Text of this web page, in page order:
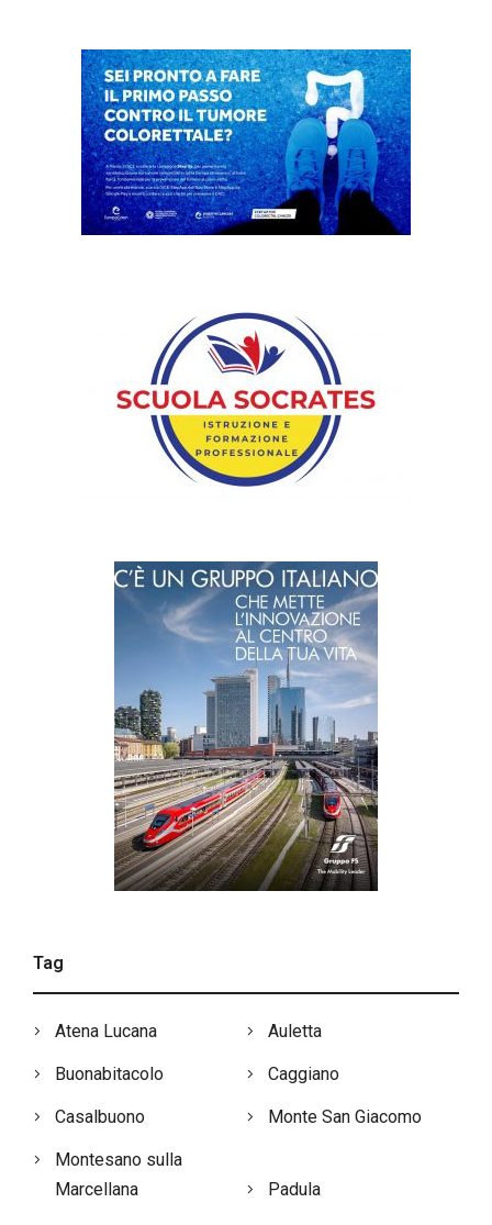
Tag
Atena Lucana Auletta
Buonabitacolo Caggiano
Casalbuono Monte San Giacomo
Montesano sulla
Marcellana
Padula